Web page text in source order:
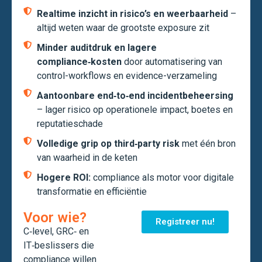
Realtime inzicht in risico’s en weerbaarheid–
altijd weten waar de grootste exposure zit
Minder auditdruk en lagere
compliance‑kostendoor automatisering van
control-workflows en evidence-verzameling
Aantoonbare end‑to‑end incidentbeheersing
– lager risico op operationele impact, boetes en
reputatieschade
Volledige grip op third‑party riskmet één bron
van waarheid in de keten
Hogere ROI:compliance als motor voor digitale
transformatie en efficiëntie
Voor wie?
C‑level, GRC‑ en
IT‑beslissers die
compliance willen
Registreer nu!